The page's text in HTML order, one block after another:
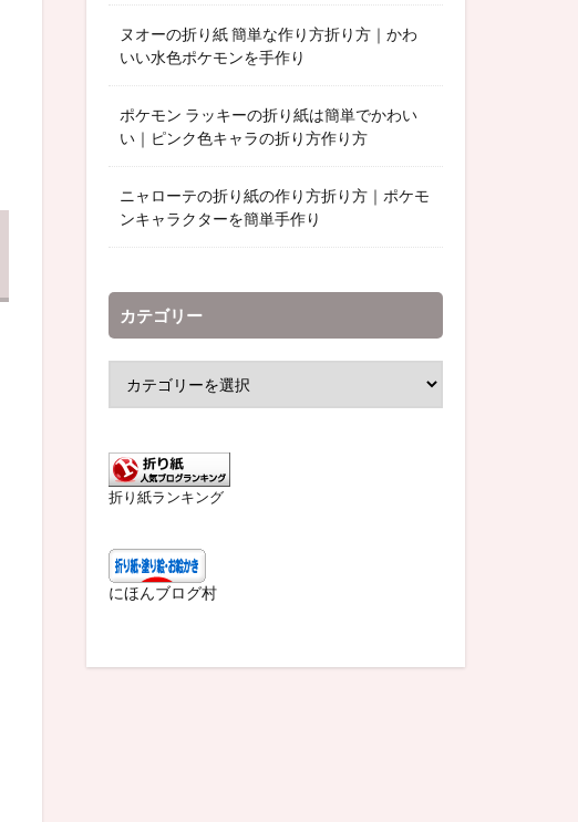
ヌオーの折り紙 簡単な作り方折り方｜かわ
いい水色ポケモンを手作り
ポケモン ラッキーの折り紙は簡単でかわい
い｜ピンク色キャラの折り方作り方
ニャローテの折り紙の作り方折り方｜ポケモ
ンキャラクターを簡単手作り
カテゴリー
折り紙ランキング
にほんブログ村